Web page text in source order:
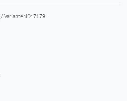
/ VariantenID: 7179